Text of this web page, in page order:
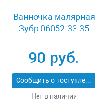
Ванночка малярная
Зубр 06052-33-35
90 руб.
Сообщить о поступлении
Нет в наличии